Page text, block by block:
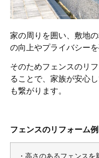
家の周りを囲い、敷地
の向上やプライバシー
そのためフェンスのリ
ることで、家族が安心
も繋がります。
フェンスのリフォーム例
・高さのあるフェンス